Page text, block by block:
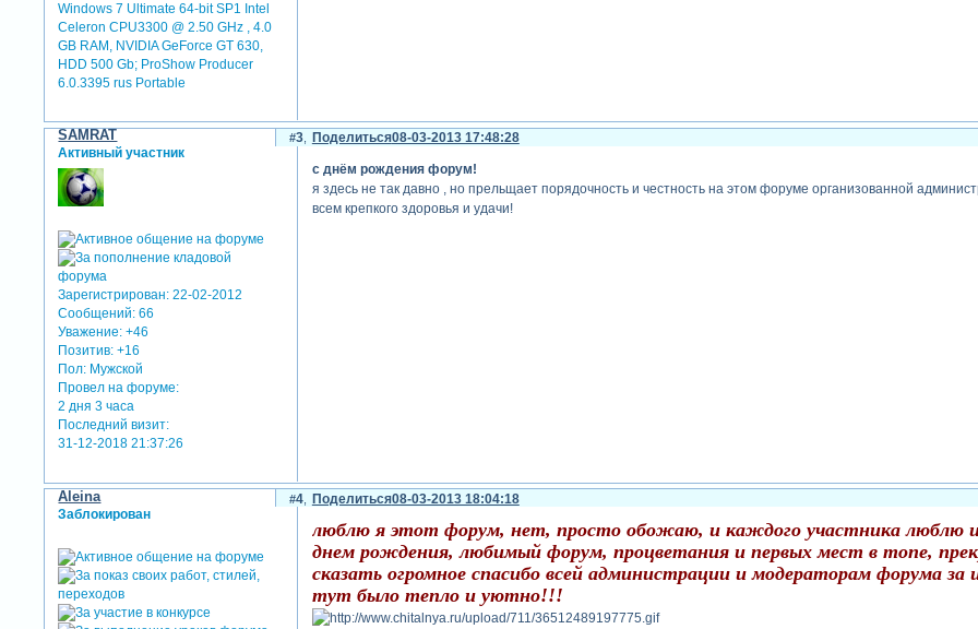
Windows 7 Ultimate 64-bit SP1 Intel
Celeron CPU3300 @ 2.50 GHz , 4.0
GB RAM, NVIDIA GeForce GT 630,
HDD 500 Gb; ProShow Producer
6.0.3395 rus Portable
Поделиться
3 08-03-2013 17:48:28
SAMRAT
Активный участник
Зарегистрирован: 22-02-2012
Сообщений: 66
Уважение: +46
Позитив: +16
Пол: Мужской
Провел на форуме:
2 дня 3 часа
Последний визит:
31-12-2018 21:37:26
с днём рождения форум!
я здесь не так давно , но прельщает порядочность и честность на этом форуме организованной
всем крепкого здоровья и удачи!
Поделиться
4 08-03-2013 18:04:18
Aleina
Заблокирован
люблю я этот форум, нет, просто обожаю, и каждого участника
днем рождения, любимый форум, процветания и первых мест в топе,
сказать огромное спасибо всей администрации и модераторам форума
тут было тепло и уютно!!!